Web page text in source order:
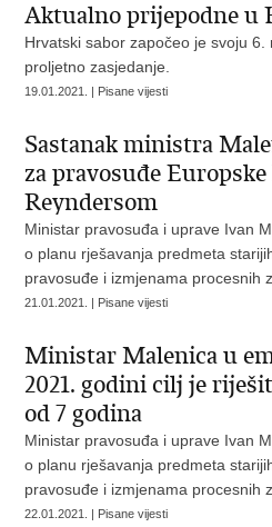
Aktualno prijepodne u
Hrvatski sabor započeo je svoju
proljetno zasjedanje.
19.01.2021. | Pisane vijesti
Sastanak ministra
za pravosuđe
Reyndersom
Ministar pravosuđa i uprave Ivan
o planu rješavanja predmeta
pravosuđe i izmjenama procesnih
21.01.2021. | Pisane vijesti
Ministar Malenica u
2021. godini cilj je
od 7 godina
Ministar pravosuđa i uprave Ivan
o planu rješavanja predmeta
pravosuđe i izmjenama procesnih
22.01.2021. | Pisane vijesti